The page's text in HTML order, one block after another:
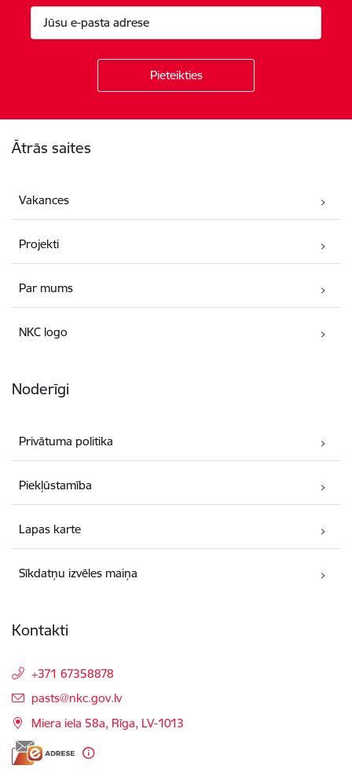
Ātrās saites
Vakances
Projekti
Par mums
NKC logo
Noderīgi
Privātuma politika
Piekļūstamība
Lapas karte
Sīkdatņu izvēles maiņa
Kontakti
+371 67358878
E-pasts:
pasts@nkc.gov.lv
Miera iela 58a, Rīga, LV-1013